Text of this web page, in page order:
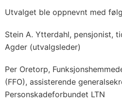
Utvalget ble oppnevnt med
Stein A. Ytterdahl, pensjonist,
Agder (utvalgsleder)
Per Oretorp,
(FFO), assisterende
Personskadeforbundet LTN